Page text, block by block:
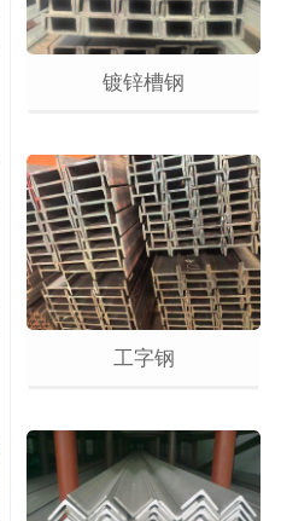
镀锌槽钢
工字钢